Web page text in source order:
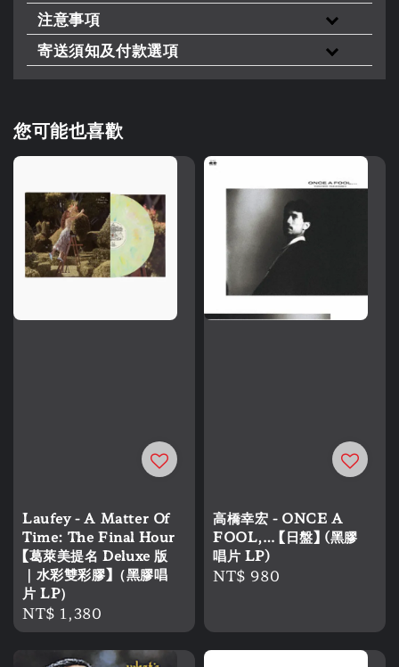
注意事項
寄送須知及付款選項
您可能也喜歡
Laufey - A Matter Of
Time: The Final Hour
【葛萊美提名 Deluxe 版
｜水彩雙彩膠】（黑膠唱
片 LP）
Regular
price
NT$ 1,380
高橋幸宏 - ONCE A
FOOL,… 【日盤】 (黑膠
唱片 LP)
Regular
NT$ 980